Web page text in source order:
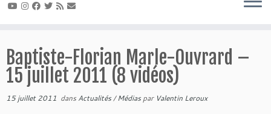
au
contenu
Baptiste-Florian Marle-Ouvrard –
15 juillet 2011 (8 vidéos)
15 juillet 2011 dans Actualités/Médiaspar Valentin Leroux